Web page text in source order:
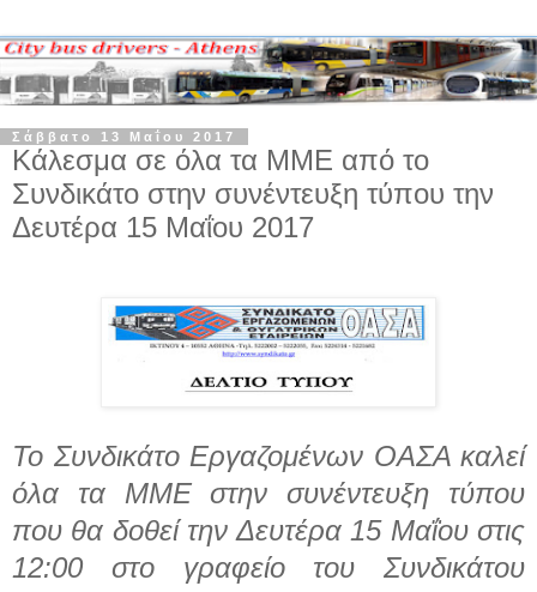
Σάββατο 13 Μαΐου 2017
Κάλεσμα σε όλα τα ΜΜΕ από το
Συνδικάτο στην συνέντευξη τύπου την
Δευτέρα 15 Μαΐου 2017
Το Συνδικάτο Εργαζομένων ΟΑΣΑ καλεί
όλα τα ΜΜΕ στην συνέντευξη τύπου
που θα δοθεί την Δευτέρα 15 Μαΐου στις
12:00 στο γραφείο του Συνδικάτου